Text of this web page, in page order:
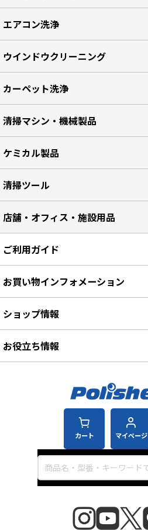
エアコン洗浄
ウインドウクリーニング
カーペット洗浄
清掃マシン・機械製品
ケミカル製品
清掃ツール
店舗・オフィス・施設用品
カート マイページ
ご利用ガイド
お買い物インフォメーション
ショップ情報
お役立ち情報